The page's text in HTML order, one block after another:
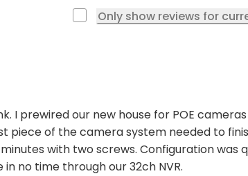
Only show reviews for
I prewired our new house for POE
piece of the camera system needed to
with two screws. Configuration was
no time through our 32ch NVR.